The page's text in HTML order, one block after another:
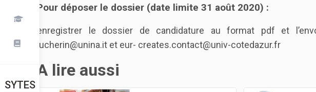
SYTES
Pour déposer le dossier (date limite 31 août 2020) :
enregistrer le dossier de candidature au format pdf et
lucherin@unina.it et eur- creates.contact@univ-cotedazur.fr
A lire aussi